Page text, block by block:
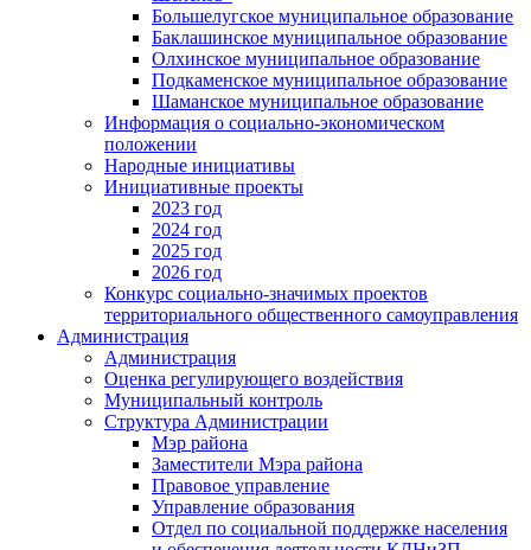
Большелугское муниципальное образование
Баклашинское муниципальное образование
Олхинское муниципальное образование
Подкаменское муниципальное образование
Шаманское муниципальное образование
Информация о социально-экономическом
положении
Народные инициативы
Инициативные проекты
2023 год
2024 год
2025 год
2026 год
Конкурс социально-значимых проектов
территориального общественного самоуправления
Администрация
Администрация
Оценка регулирующего воздействия
Муниципальный контроль
Структура Администрации
Мэр района
Заместители Мэра района
Правовое управление
Управление образования
Отдел по социальной поддержке населения